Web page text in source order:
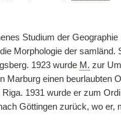
Studium der
Morphologie der samländ.
1923 wurde M. zur
Marburg einen beurlaubten
1931 wurde er zum
Göttingen zurück, wo